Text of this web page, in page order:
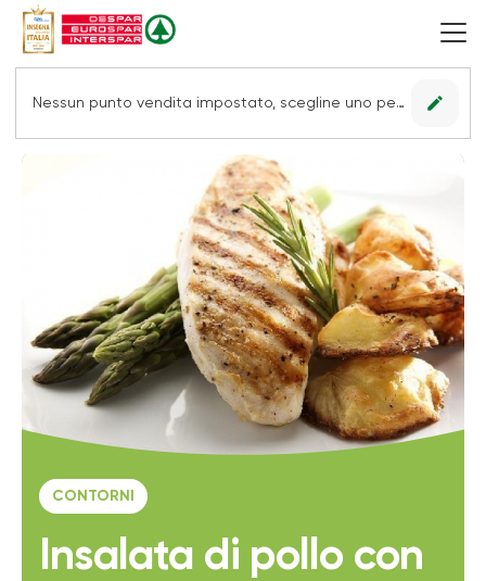
Nessun punto vendita impostato, scegline uno per vedere le offerte. edit
CONTORNI
Insalata di pollo con